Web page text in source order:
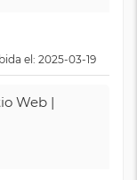
el: 2025-03-19
Web |